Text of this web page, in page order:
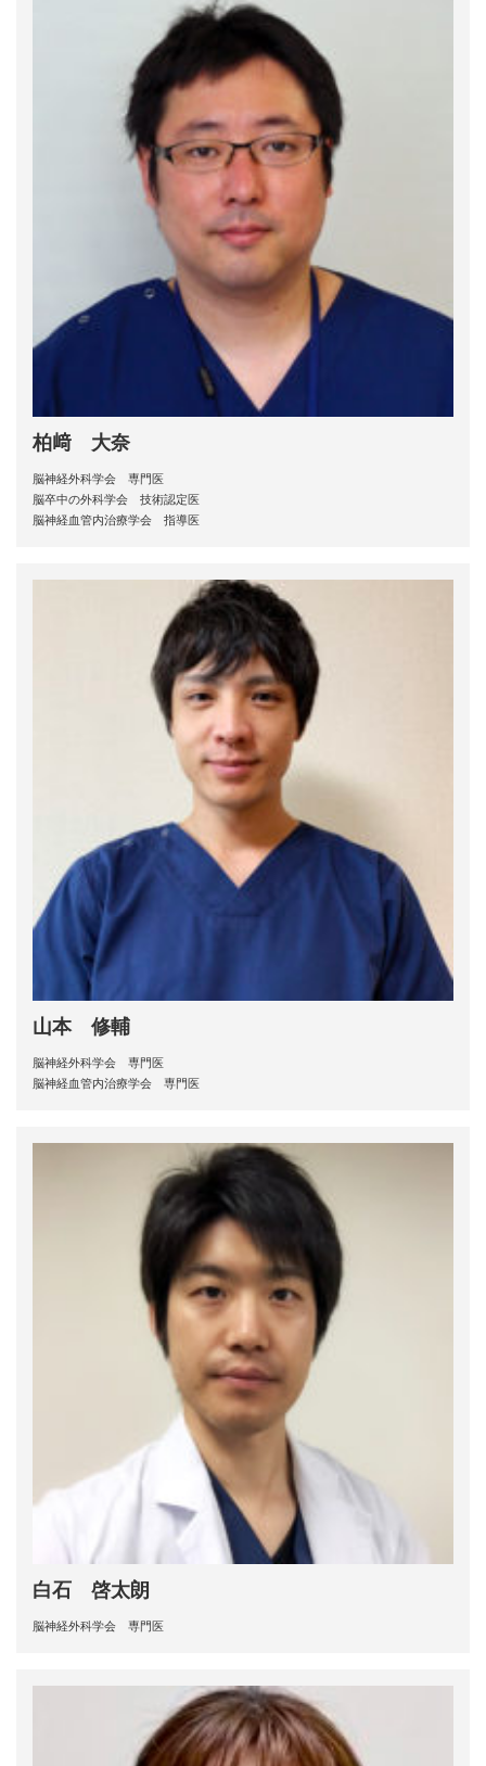
柏﨑 大奈
脳神経外科学会 専門医
脳卒中の外科学会 技術認定医
脳神経血管内治療学会 指導医
山本 修輔
脳神経外科学会 専門医
脳神経血管内治療学会 専門医
白石 啓太朗
脳神経外科学会 専門医